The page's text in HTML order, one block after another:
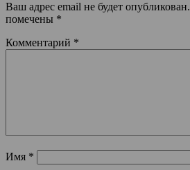
Ваш адрес email не будет опубликован.
помечены *
Комментарий *
Имя *